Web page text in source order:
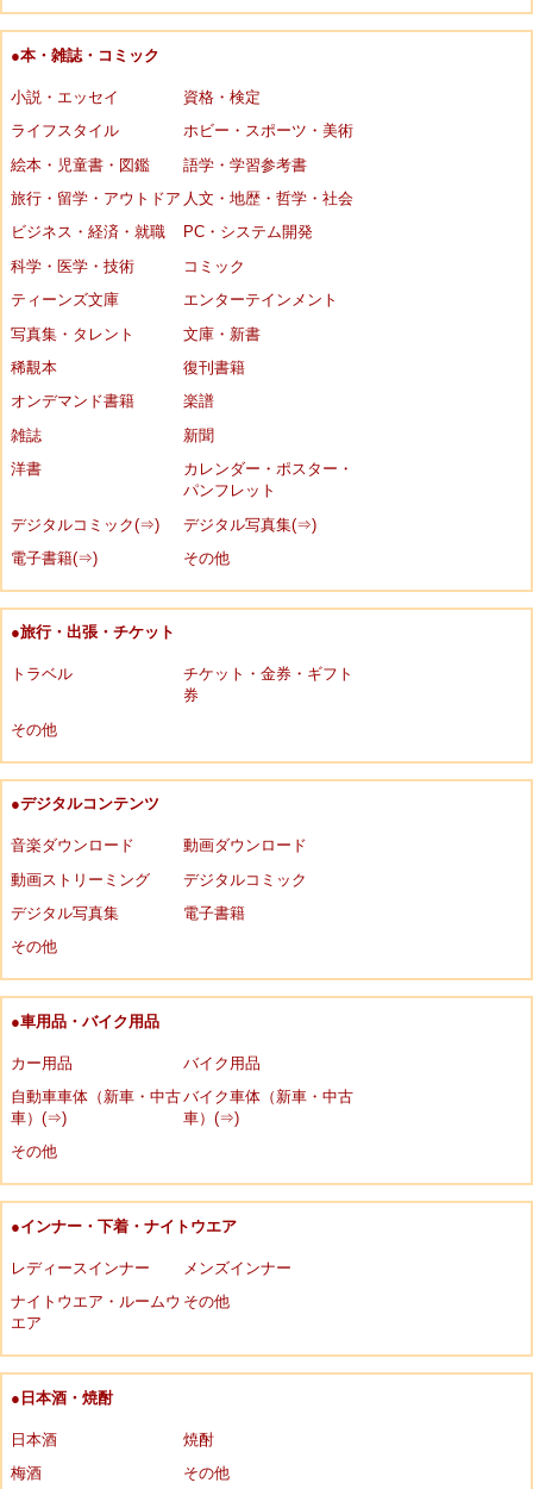
●本・雑誌・コミック
小説・エッセイ
資格・検定
ライフスタイル
ホビー・スポーツ・美術
絵本・児童書・図鑑
語学・学習参考書
旅行・留学・アウトドア 人文・地歴・哲学・社会
ビジネス・経済・就職
PC・システム開発
科学・医学・技術
コミック
ティーンズ文庫
エンターテインメント
写真集・タレント
文庫・新書
稀覯本
復刊書籍
オンデマンド書籍
楽譜
雑誌
新聞
洋書
カレンダー・ポスター・
パンフレット
デジタルコミック(⇒)
デジタル写真集(⇒)
電子書籍(⇒)
その他
●旅行・出張・チケット
トラベル
チケット・金券・ギフト
券
その他
●デジタルコンテンツ
音楽ダウンロード
動画ダウンロード
動画ストリーミング
デジタルコミック
デジタル写真集
電子書籍
その他
●車用品・バイク用品
カー用品
バイク用品
自動車車体（新車・中古
車）(⇒)
バイク車体（新車・中古
車）(⇒)
その他
●インナー・下着・ナイトウエア
レディースインナー
メンズインナー
ナイトウエア・ルームウ
エア
その他
●日本酒・焼酎
日本酒
焼酎
梅酒
その他